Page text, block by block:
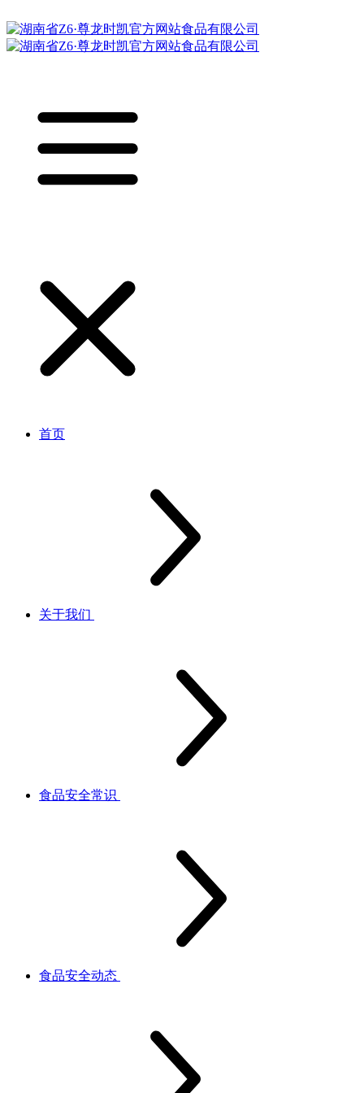
首页
关于我们
食品安全常识
食品安全动态